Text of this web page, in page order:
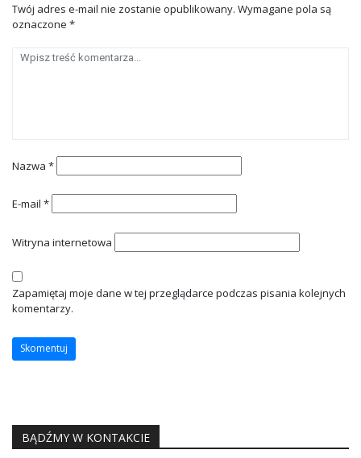
Twój adres e-mail nie zostanie opublikowany. Wymagane pola są
oznaczone *
Nazwa *
E-mail *
Witryna internetowa
Zapamiętaj moje dane w tej przeglądarce podczas pisania kolejnych
komentarzy.
BĄDŹMY W KONTAKCIE